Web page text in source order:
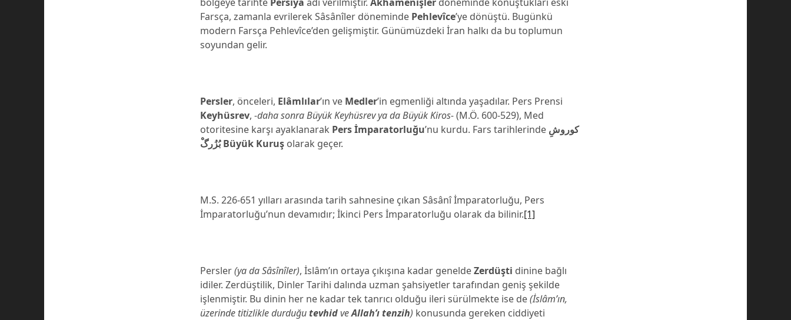
Farsça, zamanla evrilerek Sâsânîler döneminde Pehlevîce’ye dönüştü. Bugünkü
modern Farsça Pehlevîce’den gelişmiştir. Günümüzdeki İran halkı da bu toplumun
soyundan gelir.
Persler, önceleri, Elâmlılar’ın ve Medler’in egmenliği altında yaşadılar. Pers Prensi
Keyhüsrev, -daha sonra Büyük Keyhüsrev ya da Büyük Kiros-(M.Ö. 600-529), Med
otoritesine karşı ayaklanarak Pers İmparatorluğu’nu kurdu. Fars tarihlerinde کوروشِ
بُزُرگْ Büyük Kuruş olarak geçer.
M.S. 226-651 yılları arasında tarih sahnesine çıkan Sâsânî İmparatorluğu, Pers
İmparatorluğu’nun devamıdır; İkinci Pers İmparatorluğu olarak da bilinir.[1]
Persler(ya da Sâsînîler), İslâm’ın ortaya çıkışına kadar geneldeZerdüşti dinine bağlı
idiler. Zerdüştilik, Dinler Tarihi dalında uzman şahsiyetler tarafından geniş şekilde
işlenmiştir. Bu dinin her ne kadar tek tanrıcı olduğu ileri sürülmekte ise de(İslâm’ın,
üzerinde titizlikle durduğutevhidveAllah’ı tenzih) konusunda gereken ciddiyeti